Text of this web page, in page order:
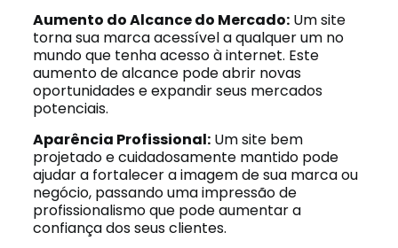
Aumento do Alcance do Mercado:Um site
torna sua marca acessível a qualquer um no
mundo que tenha acesso à internet. Este
aumento de alcance pode abrir novas
oportunidades e expandir seus mercados
potenciais.
Aparência Profissional:Um site bem
projetado e cuidadosamente mantido pode
ajudar a fortalecer a imagem de sua marca ou
negócio, passando uma impressão de
profissionalismo que pode aumentar a
confiança dos seus clientes.